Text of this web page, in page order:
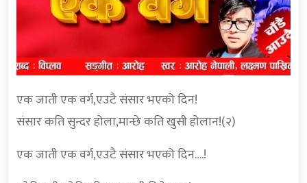
एक जाती एक वर्ग,एउटै संसार भएको दिन!
संसार कति सुन्दर होला,मान्छे कति खुसी होलान!(२)
एक जाती एक वर्ग,एउटै संसार भएको दिन….!